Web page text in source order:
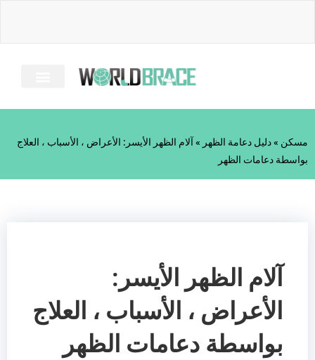
مسكن »دليل دعامة الظهر » آلام الظهر الأيسر: الأعراض ، الأسباب ، العلاج
بواسطة دعامات الظهر
آلام الظهر الأيسر:
الأعراض ، الأسباب ، العلاج
بواسطة دعامات الظهر